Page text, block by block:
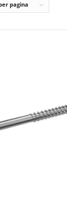
pagina